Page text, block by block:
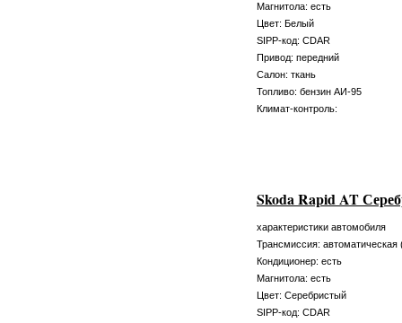
Магнитола: есть
Цвет: Белый
SIPP-код: CDAR
Привод: передний
Салон: ткань
Топливо: бензин АИ-95
Климат-контроль:
Skoda Rapid AT
характеристики автомобиля
Трансмиссия: автоматическая
Кондиционер: есть
Магнитола: есть
Цвет: Серебристый
SIPP-код: CDAR